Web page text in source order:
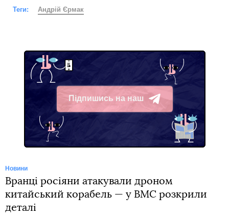
Теги: Андрій Єрмак
Підпишись на наш
Telegram
Новини
Вранці росіяни атакували дроном
китайський корабель — у ВМС розкрили
деталі